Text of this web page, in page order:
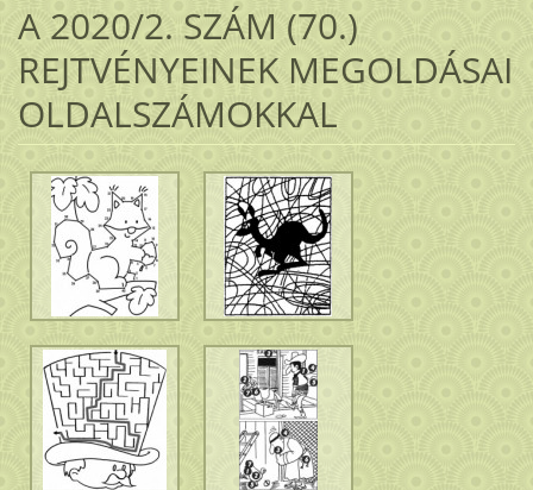
A 2020/2. SZÁM (70.)
REJTVÉNYEINEK MEGOLDÁSAI
OLDALSZÁMOKKAL